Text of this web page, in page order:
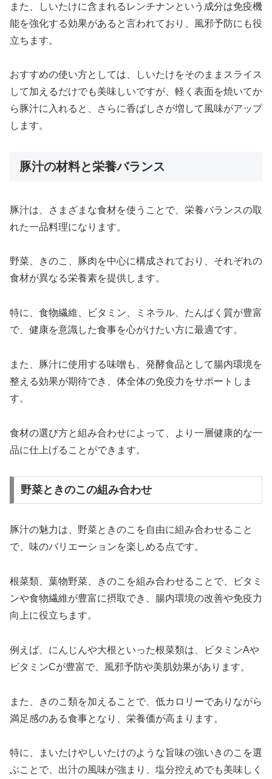
また、しいたけに含まれるレンチナンという成分は免疫機
能を強化する効果があると言われており、風邪予防にも役
立ちます。
おすすめの使い方としては、しいたけをそのままスライス
して加えるだけでも美味しいですが、軽く表面を焼いてか
ら豚汁に入れると、さらに香ばしさが増して風味がアップ
します。
豚汁の材料と栄養バランス
豚汁は、さまざまな食材を使うことで、栄養バランスの取
れた一品料理になります。
野菜、きのこ、豚肉を中心に構成されており、それぞれの
食材が異なる栄養素を提供します。
特に、食物繊維、ビタミン、ミネラル、たんぱく質が豊富
で、健康を意識した食事を心がけたい方に最適です。
また、豚汁に使用する味噌も、発酵食品として腸内環境を
整える効果が期待でき、体全体の免疫力をサポートしま
す。
食材の選び方と組み合わせによって、より一層健康的な一
品に仕上げることができます。
野菜ときのこの組み合わせ
豚汁の魅力は、野菜ときのこを自由に組み合わせること
で、味のバリエーションを楽しめる点です。
根菜類、葉物野菜、きのこを組み合わせることで、ビタミ
ンや食物繊維が豊富に摂取でき、腸内環境の改善や免疫力
向上に役立ちます。
例えば、にんじんや大根といった根菜類は、ビタミンAや
ビタミンCが豊富で、風邪予防や美肌効果があります。
また、きのこ類を加えることで、低カロリーでありながら
満足感のある食事となり、栄養価が高まります。
特に、まいたけやしいたけのような旨味の強いきのこを選
ぶことで、出汁の風味が強まり、塩分控えめでも美味しく